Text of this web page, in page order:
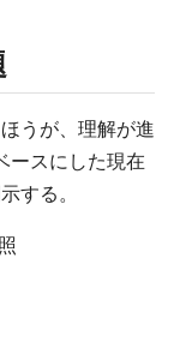
うが、理解が進
ースにした現在
する。